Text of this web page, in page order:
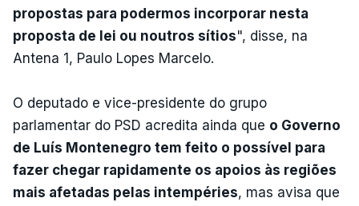
propostas para podermos incorporar nesta
proposta de lei ou noutros sítios", disse, na
Antena 1, Paulo Lopes Marcelo.
O deputado e vice-presidente do grupo
parlamentar do PSD acredita ainda que o Governo
de Luís Montenegro tem feito o possível para
fazer chegar rapidamente os apoios às regiões
mais afetadas pelas intempéries, mas avisa que